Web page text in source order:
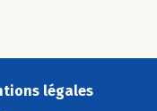
légales